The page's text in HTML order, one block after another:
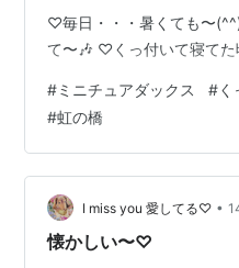
♡毎日・・・暑くても〜
て〜🎶 ♡くっ付いて寝て
#ミニチュアダックス #
#虹の橋
I miss you 愛してる♡ •
懐かしい〜♡